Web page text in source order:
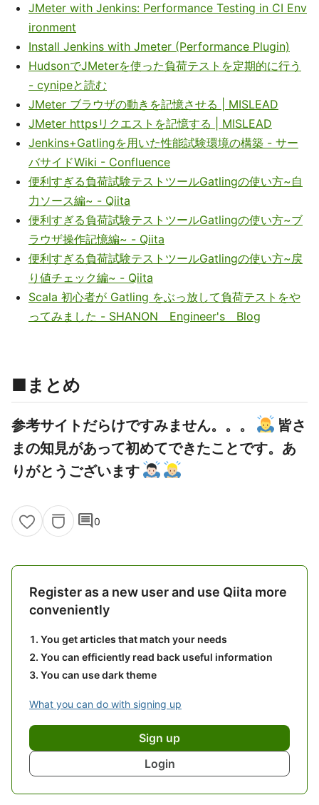
JMeter with Jenkins: Performance Testing in CI Env
ironment
Install Jenkins with Jmeter (Performance Plugin)
HudsonでJMeterを使った負荷テストを定期的に行う
- cynipeと読む
JMeter ブラウザの動きを記憶させる | MISLEAD
JMeter httpsリクエストを記憶する | MISLEAD
Jenkins+Gatlingを用いた性能試験環境の構築 - サー
バサイドWiki - Confluence
便利すぎる負荷試験テストツールGatlingの使い方~自
力ソース編~ - Qiita
便利すぎる負荷試験テストツールGatlingの使い方~ブ
ラウザ操作記憶編~ - Qiita
便利すぎる負荷試験テストツールGatlingの使い方~戻
り値チェック編~ - Qiita
Scala 初心者が Gatling をぶっ放して負荷テストをや
ってみました - SHANON Engineer's Blog
■まとめ
参考サイトだらけですみません。。。
皆さ
まの知見があって初めてできたことです。あ
りがとうございます
comment0
Register as a new user and use Qiita more
conveniently
You get articles that match your needs
You can efficiently read back useful information
You can use dark theme
What you can do with signing up
Sign up
Login